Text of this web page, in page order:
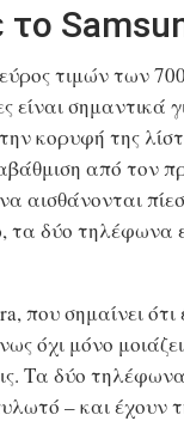
το
τιμών των
είναι σημαντικά
κορυφή της
από τον
αισθάνονται
δύο τηλέφωνα
που σημαίνει
όχι μόνο
Τα δύο τηλέφωνα
– και έχουν